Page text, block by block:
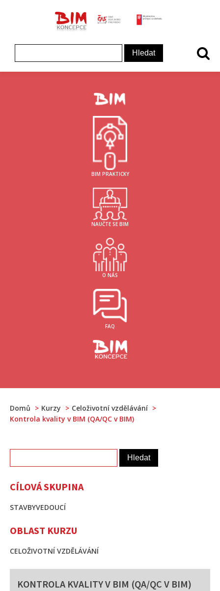
Koncepce BIM - logo
ČAS - logo
BIM PRAKTICKY
NAUČTE SE BIM
O NÁS
FAQ
Domů Kurzy
Celoživotní vzdělávání
Kontrola kvality v BIM (QA/QC v BIM)
KONTROLA KVALITY V BIM (QA/QC V BIM)
CÍLOVÁ SKUPINA
STAVBYVEDOUCÍ
OBLAST KURZU
CELOŽIVOTNÍ VZDĚLÁVÁNÍ